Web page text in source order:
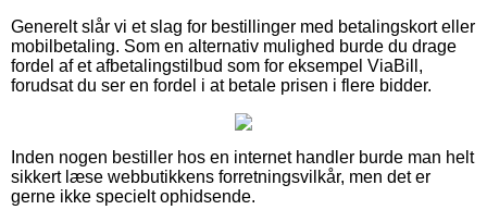
Generelt slår vi et slag for bestillinger med betalingskort eller
mobilbetaling. Som en alternativ mulighed burde du drage
fordel af et afbetalingstilbud som for eksempel ViaBill,
forudsat du ser en fordel i at betale prisen i flere bidder.
Inden nogen bestiller hos en internet handler burde man helt
sikkert læse webbutikkens forretningsvilkår, men det er
gerne ikke specielt ophidsende.